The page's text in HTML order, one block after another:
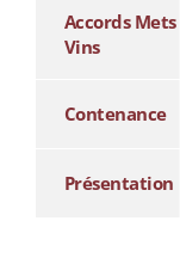
Accords Mets
Vins
Contenance
Présentation